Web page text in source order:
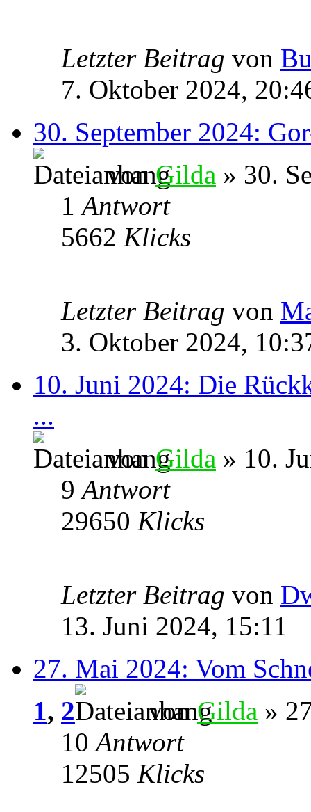
Letzter Beitrag von
7. Oktober 2024,
30. September 2024:
vonGilda » 30.
1Antwort
5662 Klicks
Letzter Beitrag von
3. Oktober 2024,
10. Juni 2024: Die
...
vonGilda » 10.
9Antwort
29650 Klicks
Letzter Beitrag von
13. Juni 2024, 15:11
27. Mai 2024: Vom
1, 2 vonGilda »
10Antwort
12505 Klicks